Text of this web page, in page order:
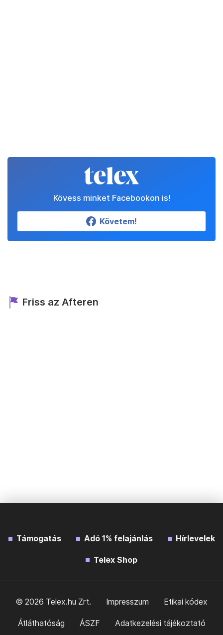
Kövess minket Facebookon is!
Követem!
Friss az Afteren
Támogatás Adó 1% felajánlás Hírlevelek
Telex Shop
© 2026 Telex.hu Zrt. Impresszum Etikai kódex
Átláthatóság ÁSZF Adatkezelési tájékoztató